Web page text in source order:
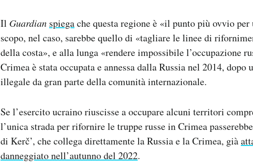
Il Guardian spiegache questa regione è «il punto più ovvio
scopo, nel caso, sarebbe quello di «tagliare le linee di
della costa», e alla lunga «rendere impossibile l’occupazione
Crimea è stata occupata e annessa dalla Russia nel 2014,
illegale da gran parte della comunità internazionale.
Se l’esercito ucraino riuscisse a occupare alcuni territori
l’unica strada per rifornire le truppe russe in Crimea
di Kerč’, che collega direttamente la Russia e la Crimea, già
danneggiato nell’autunno del 2022.